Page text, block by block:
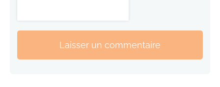
Laisser un commentaire